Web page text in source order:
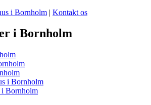
i Bornholm | Kontakt os
i Bornholm
i Bornholm
i Bornholm